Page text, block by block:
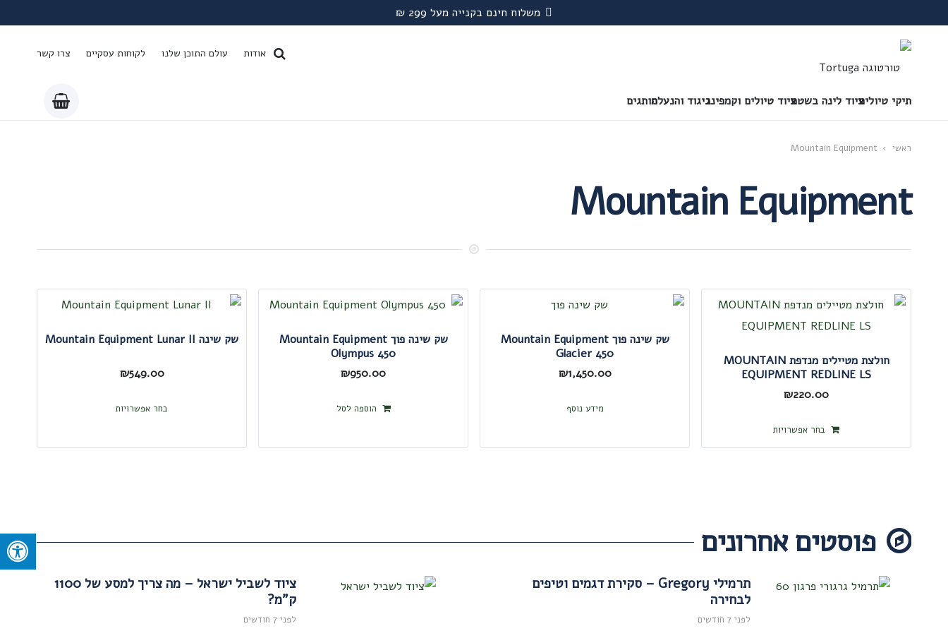
משלוח חינם בקנייה מעל 299 ₪
אודות עולם התוכן שלנו לקוחות עסקיים צרו קשר
תיקי טיוליםציוד לינה בשטחציוד טיולים וקמפינגביגוד והנעלהמותגים
ראשי ›
Mountain Equipment
Mountain Equipment
חולצת מטיילים מנדפת MOUNTAIN
EQUIPMENT REDLINE LS
₪220.00
בחר אפשרויות
זה
ניתן
לבחור
בעמוד
שק שינה פוך Mountain Equipment
Glacier 450
₪1,450.00
מידע נוסף
שק שינה פוך Mountain Equipment
Olympus 450
₪950.00
הוספה לסל
שק שינה Mountain Equipment Lunar II
₪549.00
בחר אפשרויות
יש
לבחור
פוסטים אחרונים
תרמילי Gregory – סקירת דגמים וטיפים
לבחירה
לפני 7 חודשים
ציוד לשביל ישראל – מה צריך למסע של 1100
ק"מ?
לפני 7 חודשים